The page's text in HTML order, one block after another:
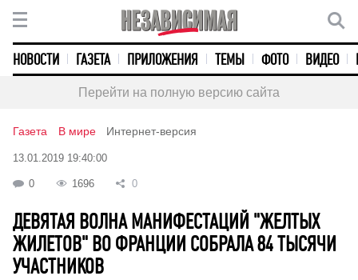
НОВОСТИ ГАЗЕТА ПРИЛОЖЕНИЯ ТЕМЫ ФОТО ВИДЕО
Перейти на полную версию сайта
Газета В мире Интернет-версия
13.01.2019 19:40:00
0 1696 0
ДЕВЯТАЯ ВОЛНА МАНИФЕСТАЦИЙ "ЖЕЛТЫХ
ЖИЛЕТОВ" ВО ФРАНЦИИ СОБРАЛА 84 ТЫСЯЧИ
УЧАСТНИКОВ